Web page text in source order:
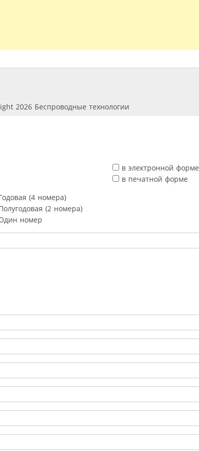
2026 Беспроводные технологии
в электронной форме
в печатной форме
(4 номера)
(2 номера)
номер